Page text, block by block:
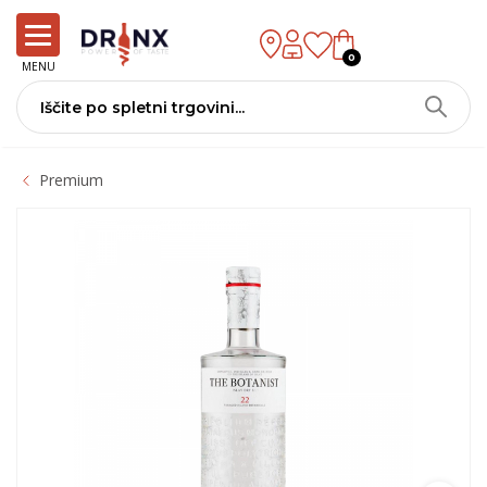
MENU
0
Premium